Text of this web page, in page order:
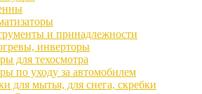
и принадлежности
инверторы
для техосмотра
по уходу за автомобилем
для мытья, для снега, скребки